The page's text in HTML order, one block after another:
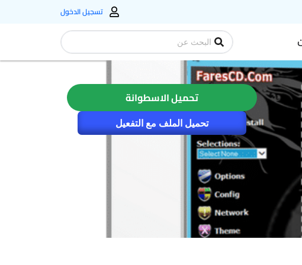
تسجيل الدخول
Search
...
تحميل الاسطوانة
تحميل الملف مع التفعيل